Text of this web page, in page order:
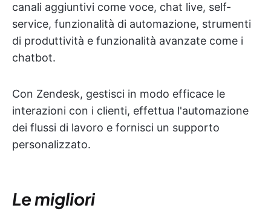
canali aggiuntivi come voce, chat live, self-
service, funzionalità di automazione, strumenti
di produttività e funzionalità avanzate come i
chatbot.
Con Zendesk, gestisci in modo efficace le
interazioni con i clienti, effettua l'automazione
dei flussi di lavoro e fornisci un supporto
personalizzato.
Le migliori